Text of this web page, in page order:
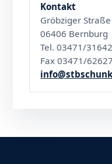
Kontakt
Gröbziger
06406 Bernburg
Tel. 03471/
Fax 03471/